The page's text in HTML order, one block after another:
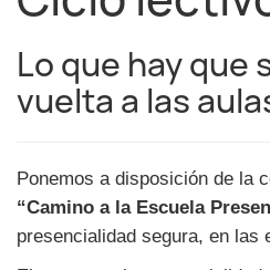
Lo que hay que
vuelta a las
Ponemos a disposición de la
“Camino a la Escuela
presencialidad segura, en las